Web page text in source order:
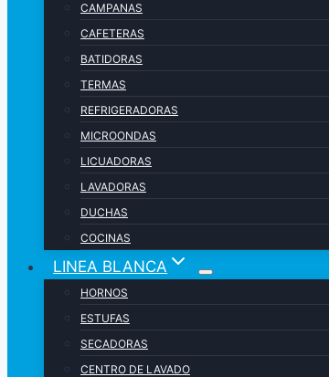
CAMPANAS
CAFETERAS
BATIDORAS
TERMAS
REFRIGERADORAS
MICROONDAS
LICUADORAS
LAVADORAS
DUCHAS
COCINAS
LINEA BLANCA
HORNOS
ESTUFAS
SECADORAS
CENTRO DE LAVADO